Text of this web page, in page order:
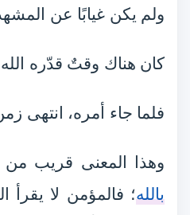
ولم يكن غيابًا عن
كان هناك وقتٌ قدّره
فلما جاء أمره، انتهى
وهذا المعنى قريب
بالله؛ فالمؤمن لا يقرأ